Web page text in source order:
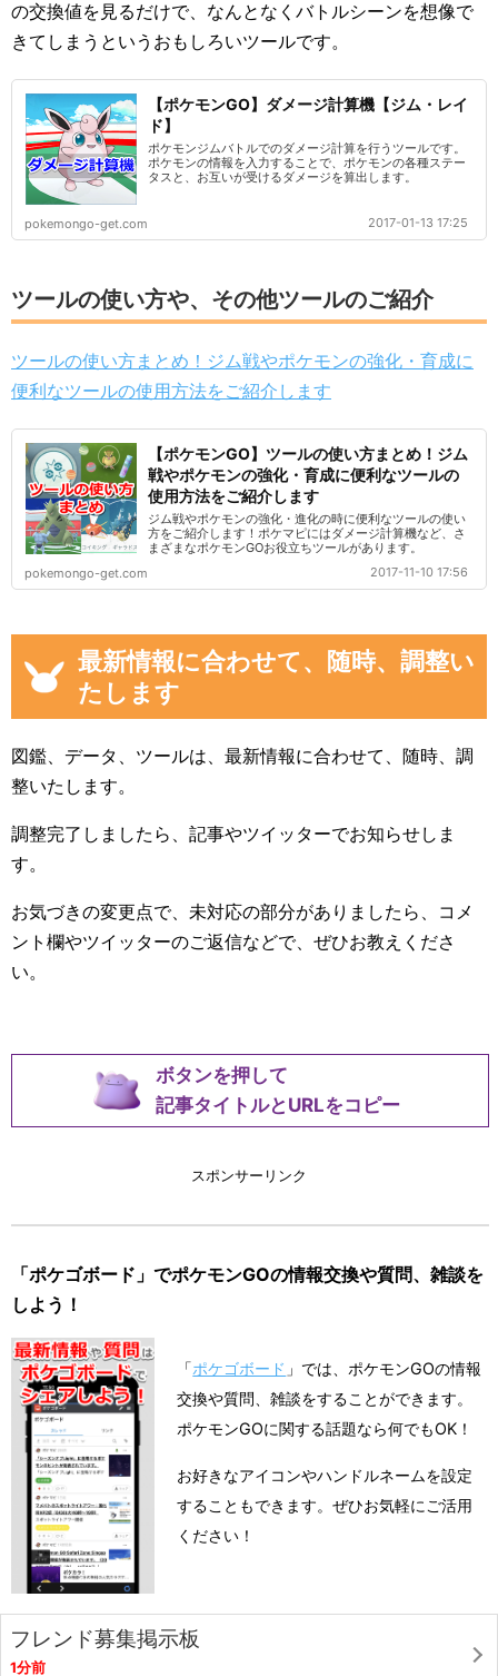
の交換値を見るだけで、なんとなくバトルシーンを想像で
きてしまうというおもしろいツールです。
【ポケモンGO】ダメージ計算機【ジム・レイ
ド】
ポケモンジムバトルでのダメージ計算を行うツールです。
ポケモンの情報を入力することで、ポケモンの各種ステー
タスと、お互いが受けるダメージを算出します。
pokemongo-get.com 2017-01-13 17:25
ツールの使い方や、その他ツールのご紹介
ツールの使い方まとめ！ジム戦やポケモンの強化・育成に
便利なツールの使用方法をご紹介します
【ポケモンGO】ツールの使い方まとめ！ジム
戦やポケモンの強化・育成に便利なツールの
使用方法をご紹介します
ジム戦やポケモンの強化・進化の時に便利なツールの使い
方をご紹介します！ポケマピにはダメージ計算機など、さ
まざまなポケモンGOお役立ちツールがあります。
pokemongo-get.com
2017-11-10 17:56
最新情報に合わせて、随時、調整い
たします
図鑑、データ、ツールは、最新情報に合わせて、随時、調
整いたします。
調整完了しましたら、記事やツイッターでお知らせしま
す。
お気づきの変更点で、未対応の部分がありましたら、コメ
ント欄やツイッターのご返信などで、ぜひお教えくださ
い。
ボタンを押して
記事タイトルとURLをコピー
スポンサーリンク
「ポケゴボード」でポケモンGOの情報交換や質問、雑談を
しよう！
「ポケゴボード 」では、ポケモンGOの情報
交換や質問、雑談をすることができます。
ポケモンGOに関する話題なら何でもOK！
お好きなアイコンやハンドルネームを設定
することもできます。ぜひお気軽にご活用
ください！
フレンド募集掲示板
1分前